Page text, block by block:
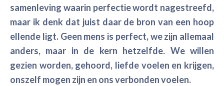
samenleving waarin perfectie wordt nagestreefd,
maar ik denk dat juist daar de bron van een hoop
ellende ligt. Geen mens is perfect, we zijn allemaal
anders, maar in de kern hetzelfde. We willen
gezien worden, gehoord, liefde voelen en krijgen,
onszelf mogen zijn en ons verbonden voelen.